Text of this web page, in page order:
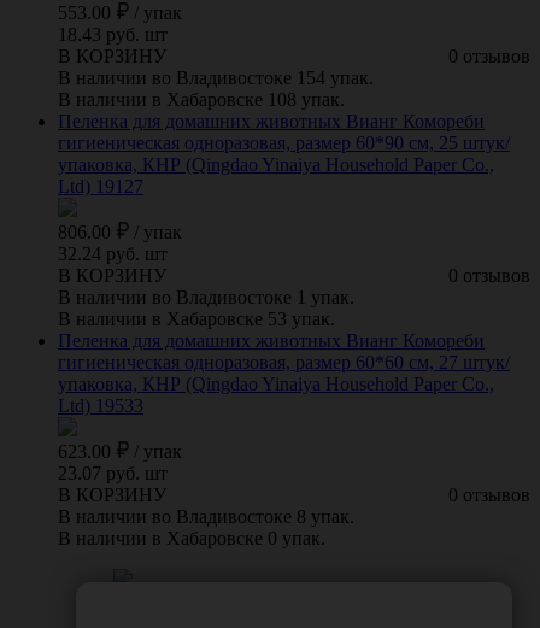
553.00 / упак
18.43 руб. шт
0 отзывов
В КОРЗИНУ
В наличии во Владивостоке 154 упак.
В наличии в Хабаровске 108 упак.
Пеленка для домашних животных Вианг Комореби
гигиеническая одноразовая, размер 60*90 см, 25 штук/
упаковка, КНР (Qingdao Yinaiya Household Paper Co.,
Ltd) 19127
806.00 / упак
32.24 руб. шт
0 отзывов
В КОРЗИНУ
В наличии во Владивостоке 1 упак.
В наличии в Хабаровске 53 упак.
Пеленка для домашних животных Вианг Комореби
гигиеническая одноразовая, размер 60*60 см, 27 штук/
упаковка, КНР (Qingdao Yinaiya Household Paper Co.,
Ltd) 19533
623.00 / упак
23.07 руб. шт
0 отзывов
В КОРЗИНУ
В наличии во Владивостоке 8 упак.
В наличии в Хабаровске 0 упак.